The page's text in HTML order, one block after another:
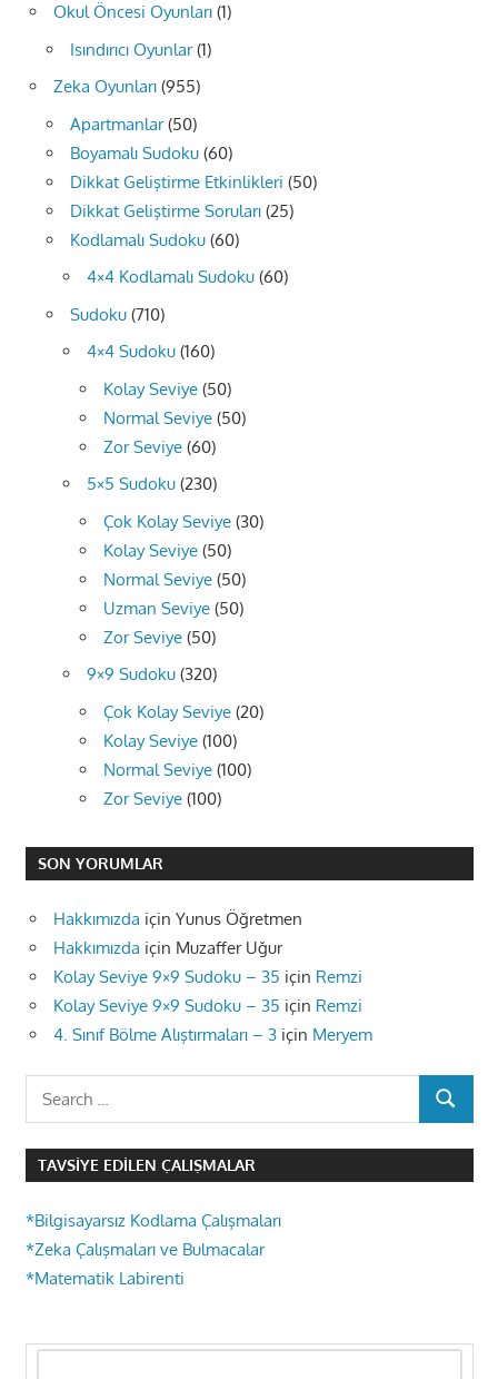
Okul Öncesi Oyunları (1)
Isındırıcı Oyunlar(1)
Zeka Oyunları (955)
Apartmanlar(50)
Boyamalı Sudoku (60)
Dikkat Geliştirme Etkinlikleri (50)
Dikkat Geliştirme Soruları (25)
Kodlamalı Sudoku (60)
4×4 Kodlamalı Sudoku (60)
Sudoku (710)
4×4 Sudoku (160)
Kolay Seviye (50)
Normal Seviye (50)
Zor Seviye (60)
5×5 Sudoku (230)
Çok Kolay Seviye (30)
Kolay Seviye (50)
Normal Seviye (50)
Uzman Seviye (50)
Zor Seviye (50)
9×9 Sudoku (320)
Çok Kolay Seviye (20)
Kolay Seviye (100)
Normal Seviye (100)
Zor Seviye (100)
SON YORUMLAR
Hakkımızda için Yunus Öğretmen
Hakkımızda için Muzaffer Uğur
Kolay Seviye 9×9 Sudoku – 35 için Remzi
Kolay Seviye 9×9 Sudoku – 35 için Remzi
4. Sınıf Bölme Alıştırmaları – 3 için Meryem
SEARCH
TAVSIYE EDILEN ÇALIŞMALAR
*Bilgisayarsız Kodlama Çalışmaları
*Zeka Çalışmaları ve Bulmacalar
*Matematik Labirenti